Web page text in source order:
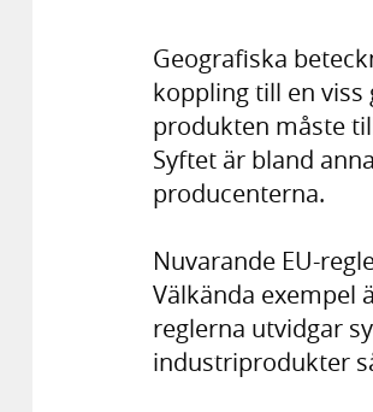
Geografiska
koppling till en viss
produkten måste
Syftet är bland
producenterna.
Nuvarande EU-
Välkända exempel
reglerna utvidgar
industriprodukter